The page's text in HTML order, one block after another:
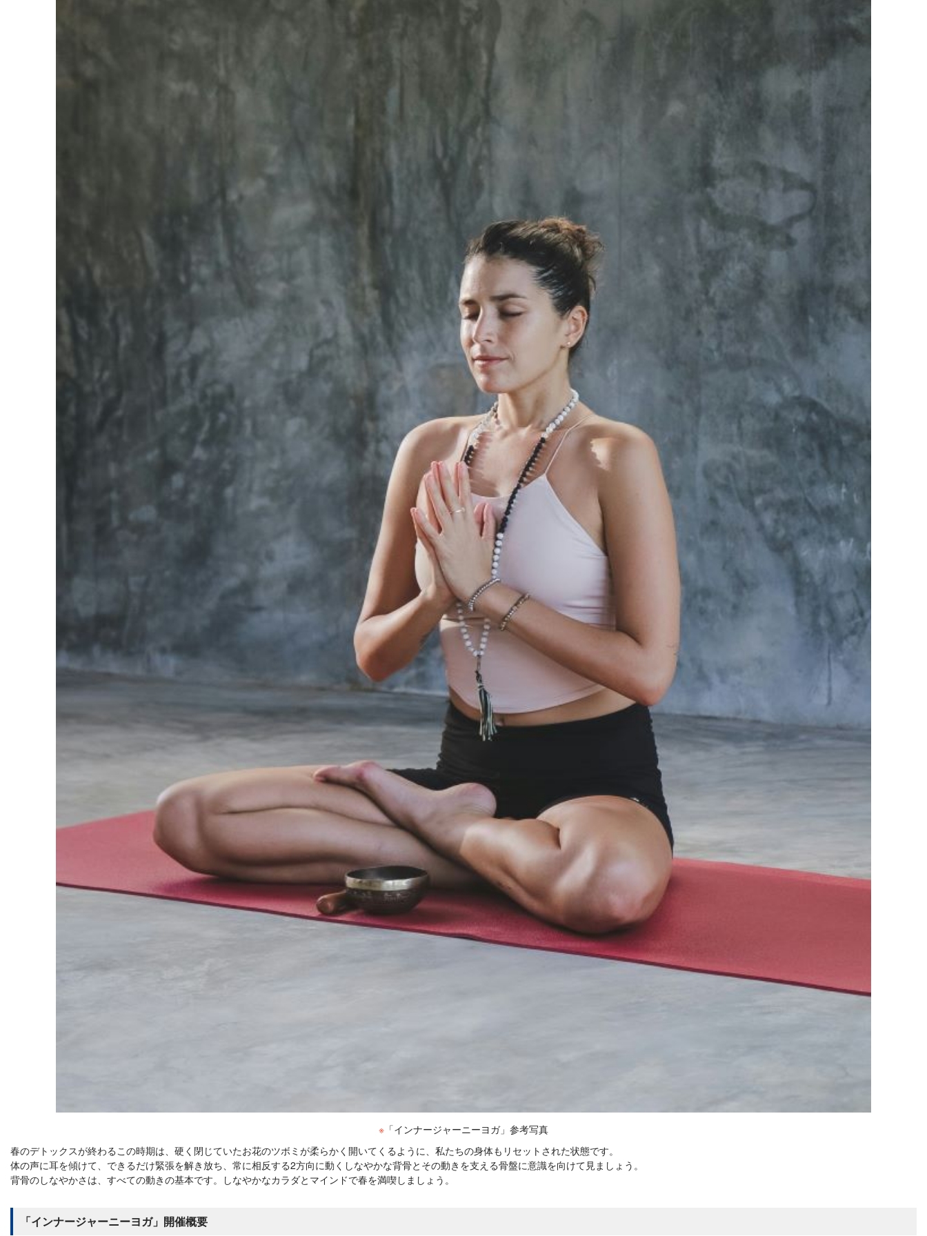
※ 「インナージャーニーヨガ」参考写真
春のデトックスが終わるこの時期は、硬く閉じていたお花のツボミが柔らかく開いてくるように、私たちの身体もリセットされた状態です。
体の声に耳を傾けて、できるだけ緊張を解き放ち、常に相反する2方向に動くしなやかな背骨とその動きを支える骨盤に意識を向けて見ましょう。
背骨のしなやかさは、すべての動きの基本です。しなやかなカラダとマインドで春を満喫しましょう。
「インナージャーニーヨガ」開催概要